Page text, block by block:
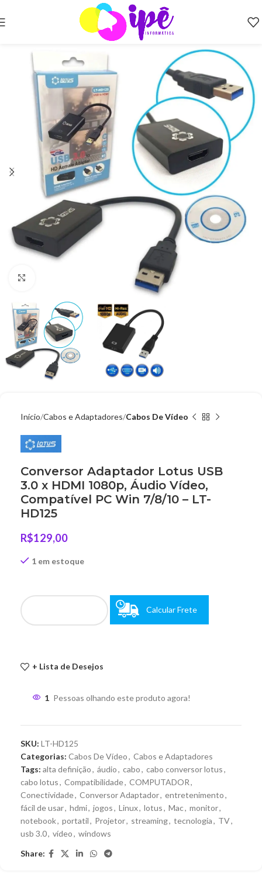
Início Cabos e Adaptadores Cabos De Vídeo
Conversor Adaptador Lotus USB
3.0 x HDMI 1080p, Áudio Vídeo,
Compatível PC Win 7/8/10 – LT-
HD125
R$129,00
1 em estoque
Calcular Frete
+ Lista de Desejos
1 Pessoas olhando este produto agora!
SKU: LT-HD125
Categorias: Cabos De Vídeo, Cabos e Adaptadores
Tags: alta definição, áudio, cabo, cabo conversor lotus,
cabo lotus, Compatibilidade, COMPUTADOR,
Conectividade, Conversor Adaptador, entretenimento,
fácil de usar, hdmi, jogos, Linux, lotus, Mac, monitor,
notebook, portatil, Projetor, streaming, tecnologia, TV,
usb 3.0, vídeo, windows
Share: